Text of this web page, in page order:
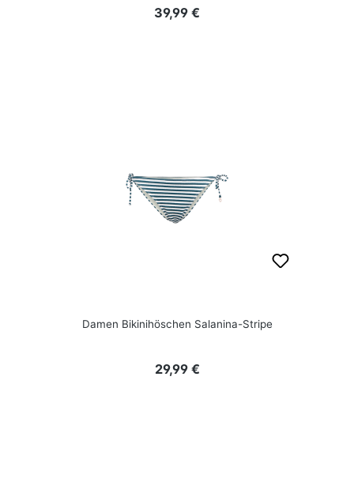
Regulärer Preis:
39,99 €
Damen Bikinihöschen Salanina-Stripe
Regulärer Preis:
29,99 €